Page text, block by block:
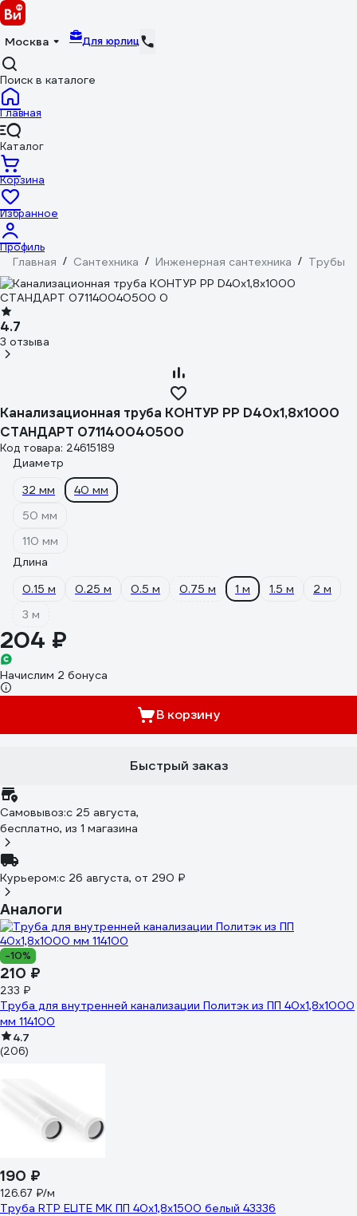
Москва Для юрлиц
Поиск в каталоге
Главная
Каталог
Корзина
Избранное
Профиль
Главная / Сантехника / Инженерная сантехника / Трубы
4.7
3 отзыва
Канализационная труба КОНТУР РР D40x1,8x1000
СТАНДАРТ 071140040500
Код товара: 24615189
Диаметр
32 мм
40 мм
50 мм
110 мм
Длина
0.15 м
0.25 м 0.5 м 0.75 м 1 м 1.5 м
2 м
3 м
204 ₽
Начислим 2 бонуса
В корзину
Быстрый заказ
Самовывоз:c 25 августа,
бесплатно, из 1 магазина
Курьером:c 26 августа, от 290 ₽
Аналоги
-10%
210 ₽
233 ₽
Труба для внутренней канализации Политэк из ПП 40х1,8х1000
мм 114100
4.7
(206)
190 ₽
126.67 ₽/м
Труба RTP ELITE МК ПП 40x1,8х1500 белый 43336